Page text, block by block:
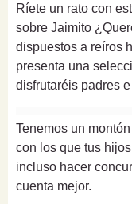
Ríete un rato con
sobre Jaimito
dispuestos a reíros
presenta una
disfrutaréis padres
Tenemos un
con los que tus
incluso hacer
cuenta mejor.